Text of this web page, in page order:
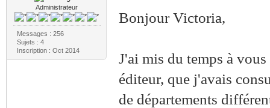
Administrateur
Messages : 256
Sujets : 4
Inscription : Oct 2014
Bonjour Victoria,
J'ai mis du temps à
éditeur, que j'avais
de départements